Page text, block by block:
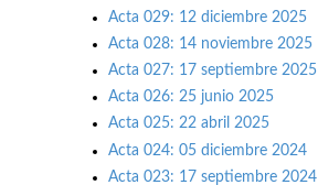
Acta 029: 12 diciembre 2025
Acta 028: 14 noviembre 2025
Acta 027: 17 septiembre 2025
Acta 026: 25 junio 2025
Acta 025: 22 abril 2025
Acta 024: 05 diciembre 2024
Acta 023: 17 septiembre 2024